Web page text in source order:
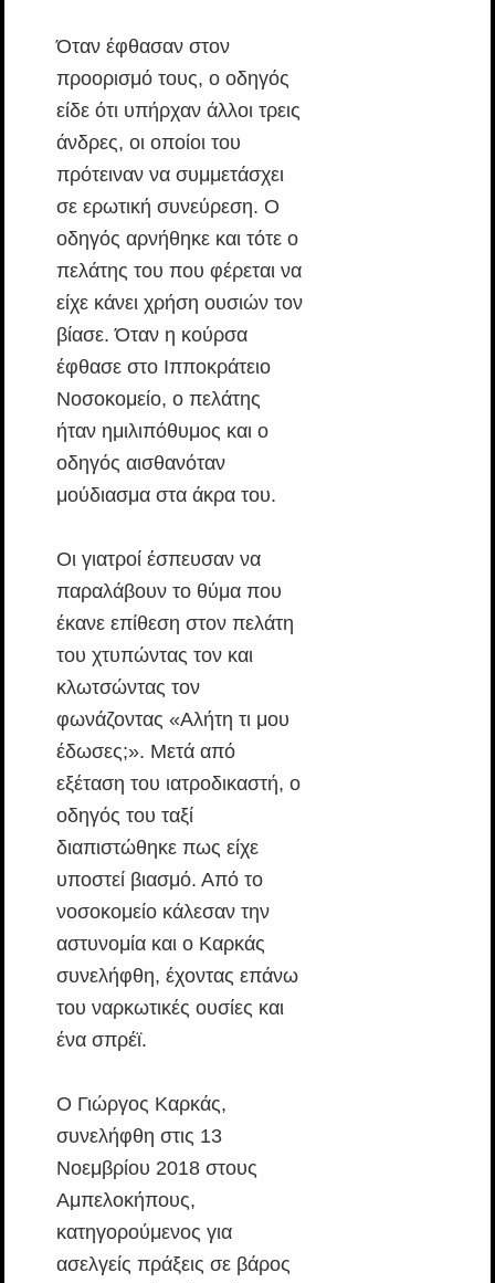
Όταν έφθασαν στον
προορισμό τους, ο οδηγός
είδε ότι υπήρχαν άλλοι τρεις
άνδρες, οι οποίοι του
πρότειναν να συμμετάσχει
σε ερωτική συνεύρεση. Ο
οδηγός αρνήθηκε και τότε ο
πελάτης του που φέρεται να
είχε κάνει χρήση ουσιών τον
βίασε. Όταν η κούρσα
έφθασε στο Ιπποκράτειο
Νοσοκομείο, ο πελάτης
ήταν ημιλιπόθυμος και ο
οδηγός αισθανόταν
μούδιασμα στα άκρα του.
Οι γιατροί έσπευσαν να
παραλάβουν το θύμα που
έκανε επίθεση στον πελάτη
του χτυπώντας τον και
κλωτσώντας τον
φωνάζοντας «Αλήτη τι μου
έδωσες;». Μετά από
εξέταση του ιατροδικαστή, ο
οδηγός του ταξί
διαπιστώθηκε πως είχε
υποστεί βιασμό. Από το
νοσοκομείο κάλεσαν την
αστυνομία και ο Καρκάς
συνελήφθη, έχοντας επάνω
του ναρκωτικές ουσίες και
ένα σπρέϊ.
Ο Γιώργος Καρκάς,
συνελήφθη στις 13
Νοεμβρίου 2018 στους
Αμπελοκήπους,
κατηγορούμενος για
ασελγείς πράξεις σε βάρος